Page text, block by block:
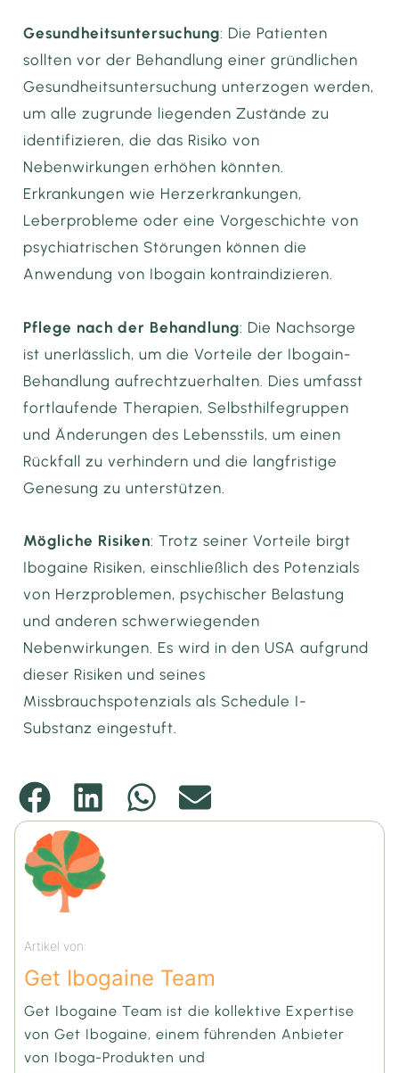
Gesundheitsuntersuchung: Die Patienten
sollten vor der Behandlung einer gründlichen
Gesundheitsuntersuchung unterzogen werden,
um alle zugrunde liegenden Zustände zu
identifizieren, die das Risiko von
Nebenwirkungen erhöhen könnten.
Erkrankungen wie Herzerkrankungen,
Leberprobleme oder eine Vorgeschichte von
psychiatrischen Störungen können die
Anwendung von Ibogain kontraindizieren.
Pflege nach der Behandlung: Die Nachsorge
ist unerlässlich, um die Vorteile der Ibogain-
Behandlung aufrechtzuerhalten. Dies umfasst
fortlaufende Therapien, Selbsthilfegruppen
und Änderungen des Lebensstils, um einen
Rückfall zu verhindern und die langfristige
Genesung zu unterstützen.
Mögliche Risiken: Trotz seiner Vorteile birgt
Ibogaine Risiken, einschließlich des Potenzials
von Herzproblemen, psychischer Belastung
und anderen schwerwiegenden
Nebenwirkungen. Es wird in den USA aufgrund
dieser Risiken und seines
Missbrauchspotenzials als Schedule I-
Substanz eingestuft.
Artikel von:
Get Ibogaine Team
Get Ibogaine Team ist die kollektive Expertise
von Get Ibogaine, einem führenden Anbieter
von Iboga-Produkten und